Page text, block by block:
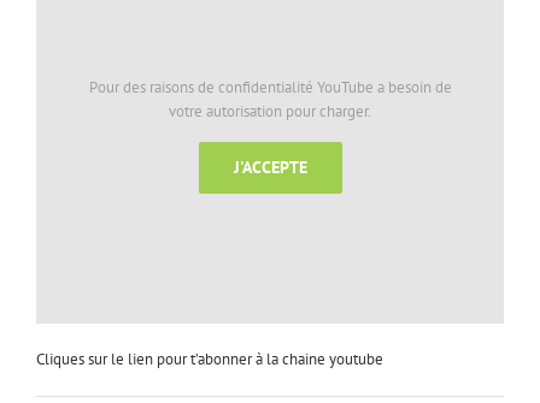
Pour des raisons de confidentialité YouTube a besoin de
votre autorisation pour charger.
J'ACCEPTE
Cliques sur le lien pour t’abonner à la chaine youtube